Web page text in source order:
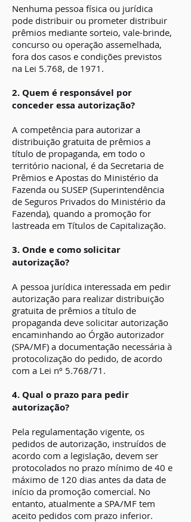
Nenhuma pessoa física ou jurídica
pode distribuir ou prometer distribuir
prêmios mediante sorteio, vale-brinde,
concurso ou operação assemelhada,
fora dos casos e condições previstos
na Lei 5.768, de 1971.
2. Quem é responsável por
conceder essa autorização?
A competência para autorizar a
distribuição gratuita de prêmios a
título de propaganda, em todo o
território nacional, é da Secretaria de
Prêmios e Apostas do Ministério da
Fazenda ou SUSEP (Superintendência
de Seguros Privados do Ministério da
Fazenda), quando a promoção for
lastreada em Títulos de Capitalização.
3. Onde e como solicitar
autorização?
A pessoa jurídica interessada em pedir
autorização para realizar distribuição
gratuita de prêmios a título de
propaganda deve solicitar autorização
encaminhando ao Órgão autorizador
(SPA/MF) a documentação necessária à
protocolização do pedido, de acordo
com a Lei nº 5.768/71.
4. Qual o prazo para pedir
autorização?
Pela regulamentação vigente, os
pedidos de autorização, instruídos de
acordo com a legislação, devem ser
protocolados no prazo mínimo de 40 e
máximo de 120 dias antes da data de
início da promoção comercial. No
entanto, atualmente a SPA/MF tem
aceito pedidos com prazo inferior.